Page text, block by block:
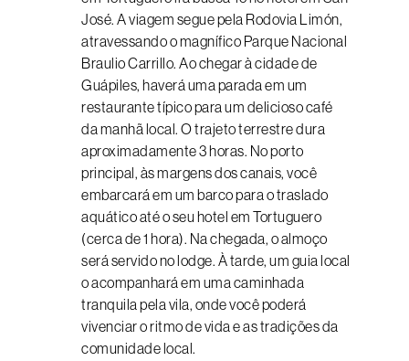
José. A viagem segue pela Rodovia Limón,
atravessando o magnífico Parque Nacional
Braulio Carrillo. Ao chegar à cidade de
Guápiles, haverá uma parada em um
restaurante típico para um delicioso café
da manhã local. O trajeto terrestre dura
aproximadamente 3 horas. No porto
principal, às margens dos canais, você
embarcará em um barco para o traslado
aquático até o seu hotel em Tortuguero
(cerca de 1 hora). Na chegada, o almoço
será servido no lodge. À tarde, um guia local
o acompanhará em uma caminhada
tranquila pela vila, onde você poderá
vivenciar o ritmo de vida e as tradições da
comunidade local.